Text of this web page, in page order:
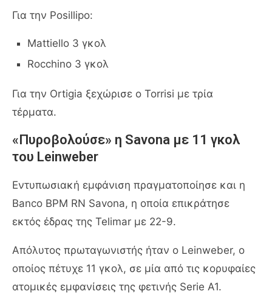
Για την Posillipo:
Mattiello 3 γκολ
Rocchino 3 γκολ
Για την Ortigia ξεχώρισε ο Torrisi με τρία
τέρματα.
«Πυροβολούσε» η Savona με 11 γκολ
του Leinweber
Εντυπωσιακή εμφάνιση πραγματοποίησε και η
Banco BPM RN Savona, η οποία επικράτησε
εκτός έδρας της Telimar με 22-9.
Απόλυτος πρωταγωνιστής ήταν ο Leinweber, ο
οποίος πέτυχε 11 γκολ, σε μία από τις κορυφαίες
ατομικές εμφανίσεις της φετινής Serie A1.